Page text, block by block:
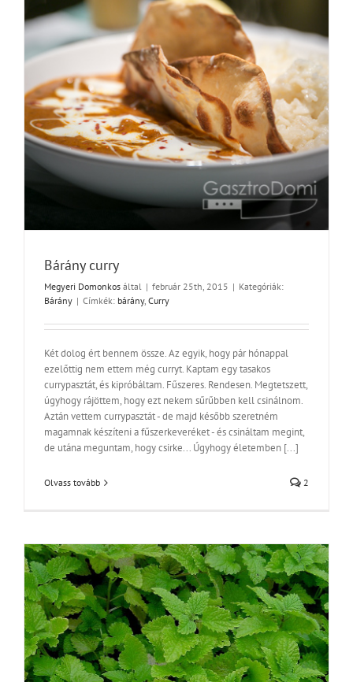
Bárány curry
Megyeri Domonkos által | február 25th, 2015 | Kategóriák:
Bárány | Címkék: bárány, Curry
Két dolog ért bennem össze. Az egyik, hogy pár hónappal
ezelőttig nem ettem még curryt. Kaptam egy tasakos
currypasztát, és kipróbáltam. Fűszeres. Rendesen. Megtetszett,
úgyhogy rájöttem, hogy ezt nekem sűrűbben kell csinálnom.
Aztán vettem currypasztát - de majd később szeretném
magamnak készíteni a fűszerkeveréket - és csináltam megint,
de utána meguntam, hogy csirke... Úgyhogy életemben [...]
Olvass tovább 2